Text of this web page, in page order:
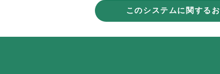
このシステムに関する